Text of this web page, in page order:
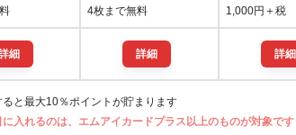
4枚まで無料 1,000円＋税
細 詳細 詳細
と最大10％ポイントが貯まります
入れるのは、エムアイカードプラス以上のものが対象です